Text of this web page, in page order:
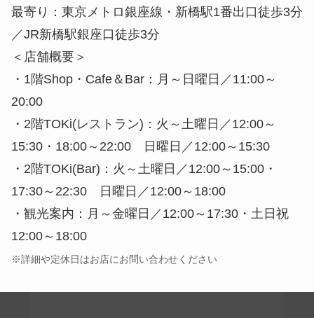
最寄り：東京メトロ銀座線・新橋駅1番出口徒歩3分
／JR新橋駅銀座口徒歩3分
＜店舗概要＞
・1階Shop・Cafe＆Bar：月～日曜日／11:00～
20:00
・2階TOKi(レストラン)：火～土曜日／12:00～
15:30・18:00～22:00 日曜日／12:00～15:30
・2階TOKi(Bar)：火～土曜日／12:00～15:00・
17:30～22:30 日曜日／12:00～18:00
・観光案内：月～金曜日／12:00～17:30・土日祝
12:00～18:00
※詳細や定休日はお店にお問い合わせください